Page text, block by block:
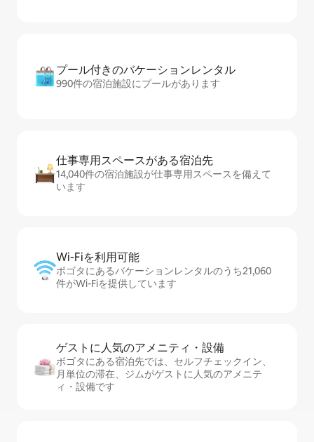
プール付きのバ⁠ケ⁠ー⁠シ⁠ョ⁠ンレ⁠ン⁠タ⁠ル
990件の宿泊施設にプールがあります
仕事専用ス⁠ペ⁠ー⁠スがあ⁠る宿⁠泊⁠先
14,040件の宿泊施設が仕事専用スペースを備えて
います
Wi-Fiを利⁠用⁠可⁠能
ボゴタにあるバケーションレンタルのうち21,060
件がWi-Fiを提供しています
ゲストに人⁠気⁠のア⁠メ⁠ニ⁠テ⁠ィ・設⁠備
ボゴタにある宿泊先では、セ⁠ル⁠フチ⁠ェ⁠ッ⁠ク⁠イ⁠ン、
月単位の滞在、ジムがゲストに人気のアメニテ
ィ・設備です